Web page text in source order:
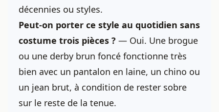
décennies ou styles.
Peut-on porter ce style au quotidien sans
costume trois pièces ? — Oui. Une brogue
ou une derby brun foncé fonctionne très
bien avec un pantalon en laine, un chino ou
un jean brut, à condition de rester sobre
sur le reste de la tenue.